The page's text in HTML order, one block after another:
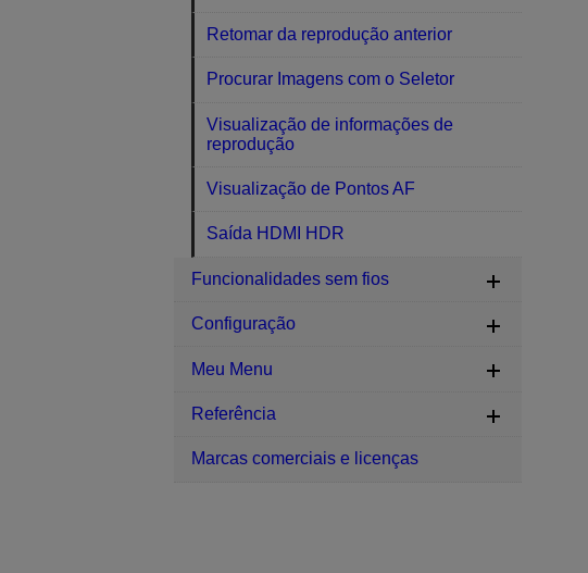
Retomar da reprodução anterior
Procurar Imagens com o Seletor
Visualização de informações de
reprodução
Visualização de Pontos AF
Saída HDMI HDR
Funcionalidades sem fios
Configuração
Meu Menu
Referência
Marcas comerciais e licenças